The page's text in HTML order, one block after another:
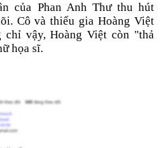
của Phan Anh Thư thu hút
Cô và thiếu gia Hoàng Việt
vậy, Hoàng Việt còn "thả
họa sĩ.